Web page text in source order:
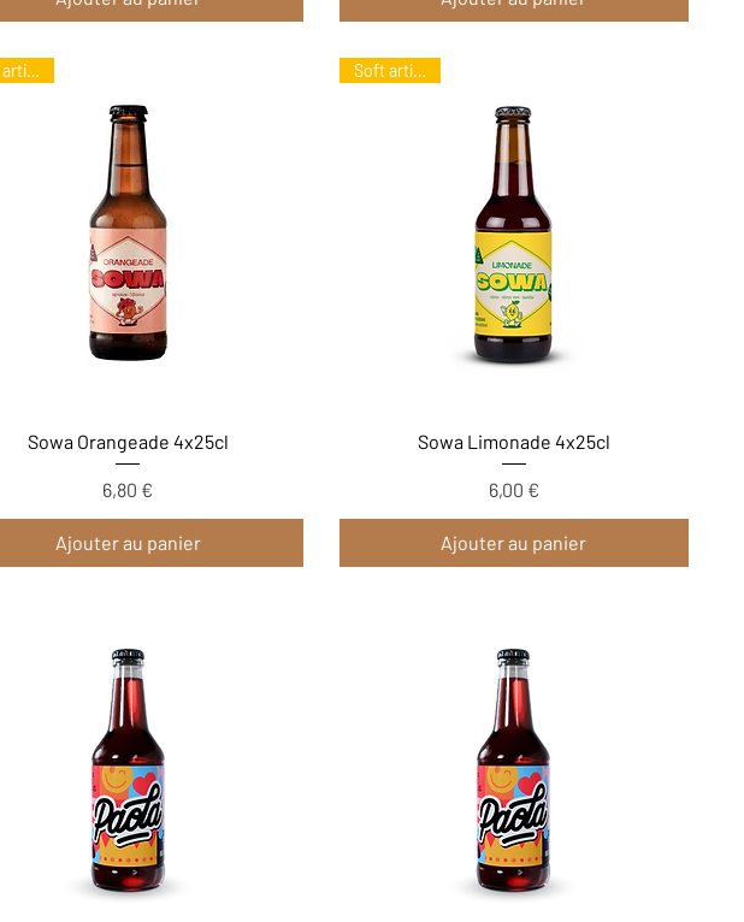
Aperçu rapide
Soft artisanal
Sowa Orangeade 4x25cl
Prix
6,80 €
Ajouter au panier
Aperçu rapide
Soft artisanal
Sowa Limonade 4x25cl
Prix
6,00 €
Ajouter au panier